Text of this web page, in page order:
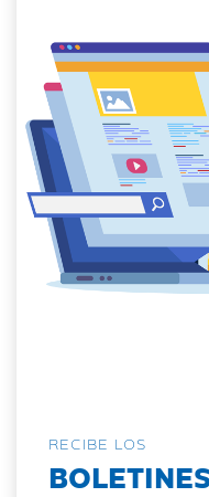
RECIBE LOS
BOLETINES